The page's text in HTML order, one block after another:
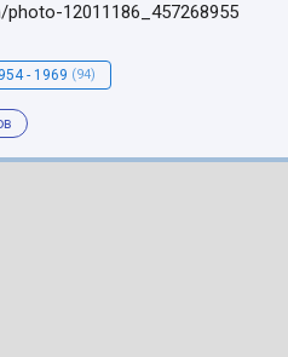
12011186_457268955
- 1969 (94)